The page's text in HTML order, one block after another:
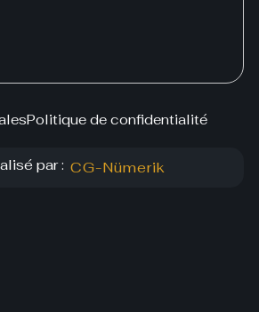
Politique de confidentialité
par : CG-Nümerik